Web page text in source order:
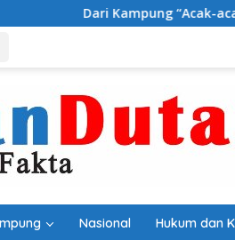
Dari Kampung “Acak-acakan” Jadi
Nasional Hukum dan